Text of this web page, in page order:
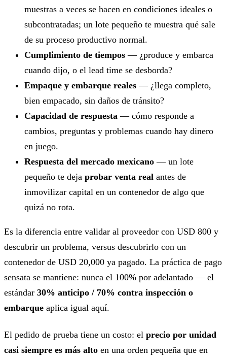
muestras a veces se hacen en condiciones ideales o
subcontratadas; un lote pequeño te muestra qué sale
de su proceso productivo normal.
Cumplimiento de tiempos — ¿produce y embarca
cuando dijo, o el lead time se desborda?
Empaque y embarque reales — ¿llega completo,
bien empacado, sin daños de tránsito?
Capacidad de respuesta — cómo responde a
cambios, preguntas y problemas cuando hay dinero
en juego.
Respuesta del mercado mexicano — un lote
pequeño te deja probar venta real antes de
inmovilizar capital en un contenedor de algo que
quizá no rota.
Es la diferencia entre validar al proveedor con USD 800 y
descubrir un problema, versus descubrirlo con un
contenedor de USD 20,000 ya pagado. La práctica de pago
sensata se mantiene: nunca el 100% por adelantado — el
estándar 30% anticipo / 70% contra inspección o
embarque aplica igual aquí.
El pedido de prueba tiene un costo: el precio por unidad
casi siempre es más alto en una orden pequeña que en